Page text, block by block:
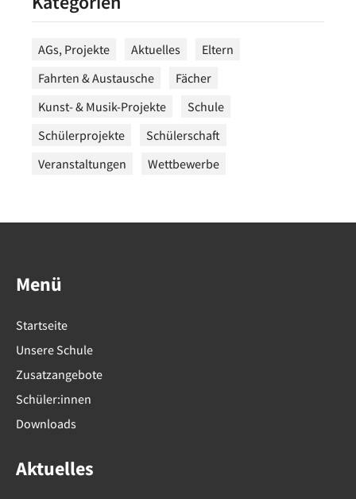
AGs, Projekte Aktuelles
Eltern
Fahrten & Austausche
Fächer
Kunst- & Musik-Projekte
Schule
Schülerprojekte
Schülerschaft
Veranstaltungen
Wettbewerbe
Menü
Startseite
Unsere Schule
Zusatzangebote
Schüler:innen
Downloads
Aktuelles